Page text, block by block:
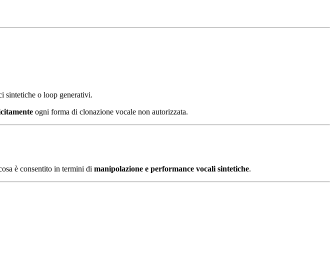
sintetiche o loop generativi.
ogni forma di clonazione vocale non autorizzata.
è consentito in termini di manipolazione e performance vocali sintetiche.